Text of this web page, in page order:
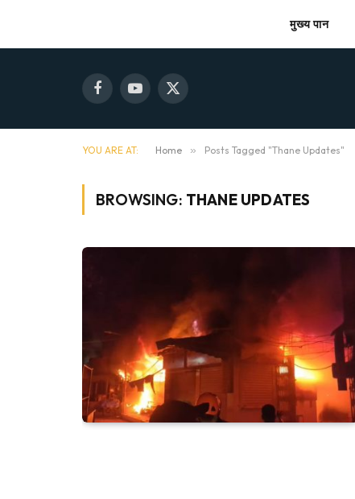
मुख्य पान
FacebookYouTube
X
YOU ARE AT: Home » Posts Tagged "Thane Updates"
BROWSING: THANE UPDATES